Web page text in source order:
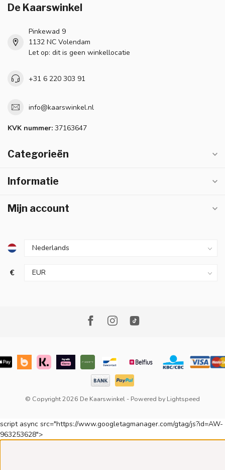
De Kaarswinkel
Pinkewad 9
1132 NC Volendam
Let op: dit is geen winkellocatie
+31 6 220 303 91
info@kaarswinkel.nl
KVK nummer: 37163647
Categorieën
Informatie
Mijn account
€
© Copyright 2026 De Kaarswinkel - Powered by Lightspeed
script async src="https://www.googletagmanager.com/gtag/js?id=AW-
963253628">